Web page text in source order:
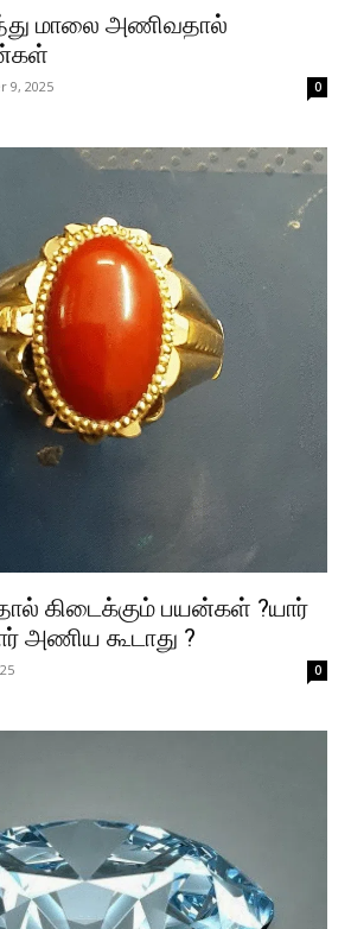
மாலை அணிவதால்
9, 2025 0
கிடைக்கும் பயன்கள் ?யார்
அணிய கூடாது ?
0